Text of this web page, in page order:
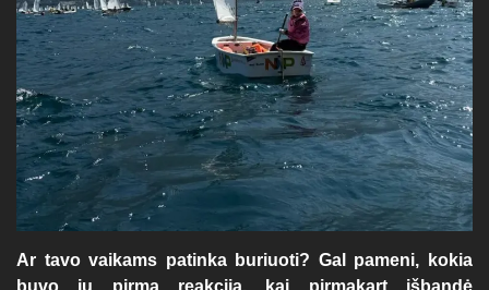
Ar tavo vaikams patinka buriuoti? Gal pameni, kokia
buvo jų pirma reakcija, kai pirmąkart išbandė